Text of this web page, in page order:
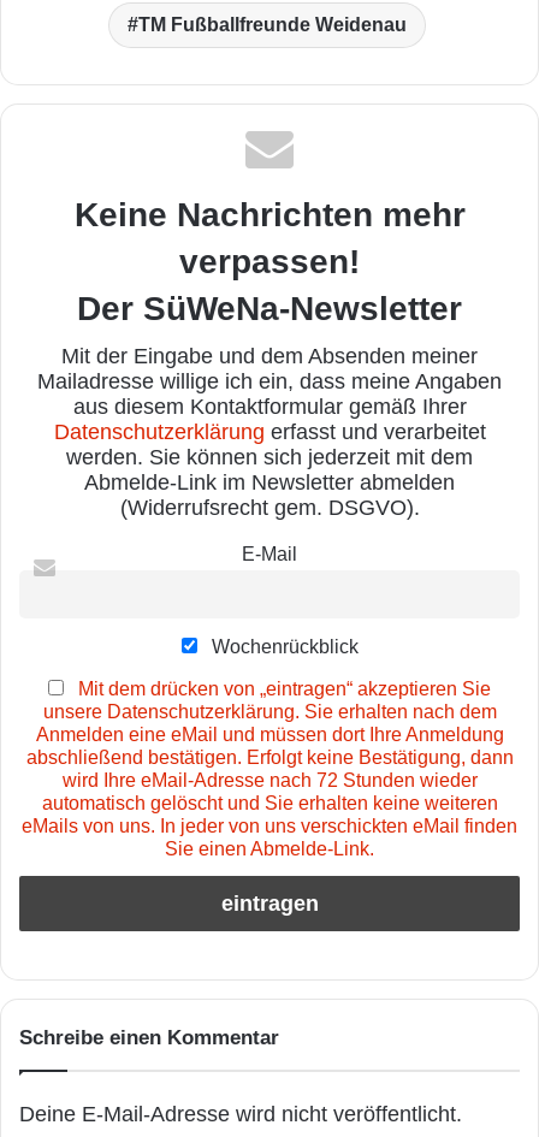
TM Fußballfreunde Weidenau
Keine Nachrichten mehr
verpassen!
Der SüWeNa-Newsletter
Mit der Eingabe und dem Absenden meiner
Mailadresse willige ich ein, dass meine Angaben
aus diesem Kontaktformular gemäß Ihrer
Datenschutzerklärung erfasst und verarbeitet
werden. Sie können sich jederzeit mit dem
Abmelde-Link im Newsletter abmelden
(Widerrufsrecht gem. DSGVO).
E-Mail
Wochenrückblick
Mit dem drücken von „eintragen“ akzeptieren Sie
unsere Datenschutzerklärung. Sie erhalten nach dem
Anmelden eine eMail und müssen dort Ihre Anmeldung
abschließend bestätigen. Erfolgt keine Bestätigung, dann
wird Ihre eMail-Adresse nach 72 Stunden wieder
automatisch gelöscht und Sie erhalten keine weiteren
eMails von uns. In jeder von uns verschickten eMail finden
Sie einen Abmelde-Link.
Schreibe einen Kommentar
Deine E-Mail-Adresse wird nicht veröffentlicht.